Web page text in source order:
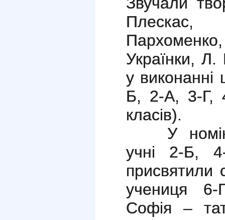
Українки,
у
Б, 2-А, 3-Г,
класів).
У
учні 2-Б,
присвятили
учениця
Софія –